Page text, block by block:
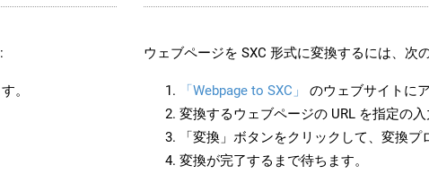
。
ウェブページを SXC 形式に変換するには、次
「Webpage to SXC」
のウェブサイトに
変換するウェブページの URL を指定の入
「変換」ボタンをクリックして、変換プ
変換が完了するまで待ちます。